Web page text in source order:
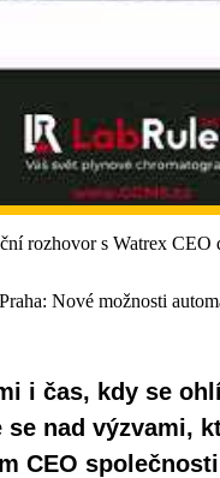
rozhovor s Watrex
Nové možnosti
i čas, kdy se
nad výzvami,
CEO společnosti